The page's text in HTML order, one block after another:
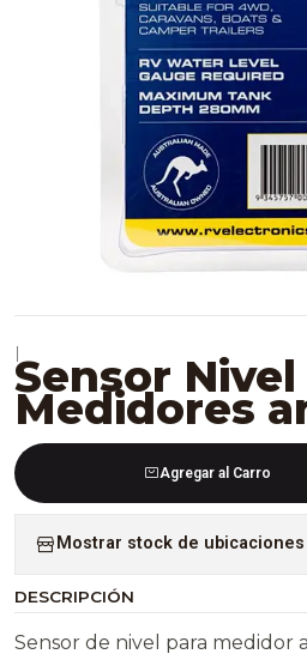
|
Sensor Nivel
Medidores
Agregar al Carro
Mostrar stock de ubicaciones
DESCRIPCIÓN
Sensor de nivel para medidor